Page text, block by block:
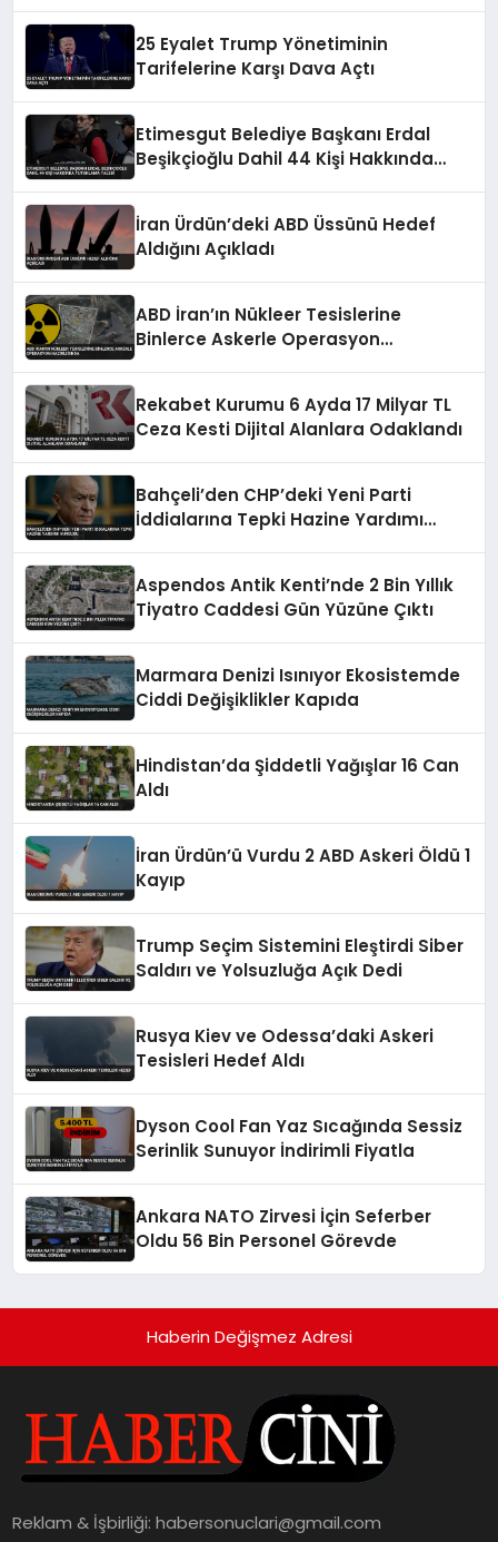
25 Eyalet Trump Yönetiminin
Tarifelerine Karşı Dava Açtı
Etimesgut Belediye Başkanı Erdal
Beşikçioğlu Dahil 44 Kişi Hakkında
İran Ürdün’deki ABD Üssünü Hedef
Aldığını Açıkladı
ABD İran’ın Nükleer Tesislerine
Binlerce Askerle Operasyon
Rekabet Kurumu 6 Ayda 17 Milyar TL
Ceza Kesti Dijital Alanlara Odaklandı
Bahçeli’den CHP’deki Yeni Parti
İddialarına Tepki Hazine Yardımı
Aspendos Antik Kenti’nde 2 Bin Yıllık
Tiyatro Caddesi Gün Yüzüne Çıktı
Marmara Denizi Isınıyor Ekosistemde
Ciddi Değişiklikler Kapıda
Hindistan’da Şiddetli Yağışlar 16 Can
Aldı
İran Ürdün’ü Vurdu 2 ABD Askeri Öldü 1
Kayıp
Trump Seçim Sistemini Eleştirdi Siber
Saldırı ve Yolsuzluğa Açık Dedi
Rusya Kiev ve Odessa’daki Askeri
Tesisleri Hedef Aldı
Dyson Cool Fan Yaz Sıcağında Sessiz
Serinlik Sunuyor İndirimli Fiyatla
Ankara NATO Zirvesi İçin Seferber
Oldu 56 Bin Personel Görevde
Haberin Değişmez Adresi
Reklam & İşbirliği:habersonuclari@gmail.com